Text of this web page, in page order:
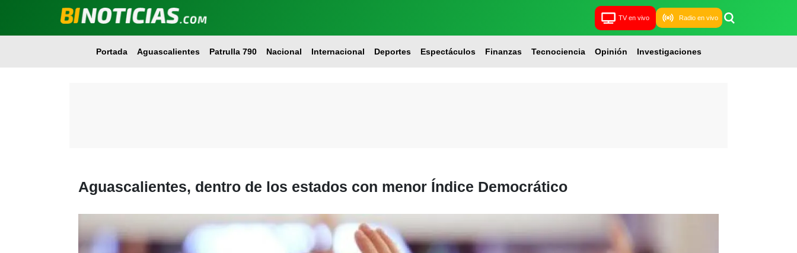
TV en vivo Radio en vivo
Portada Aguascalientes Patrulla 790 Nacional Internacional Deportes Espectáculos Finanzas Tecnociencia Opinión Investigaciones
Aguascalientes, dentro de los estados con menor Índice Democrático